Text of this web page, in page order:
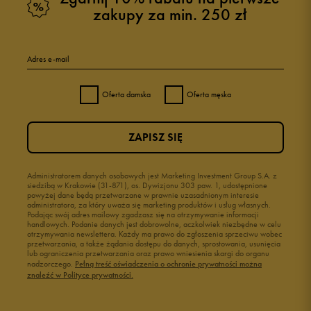
zakupy za min. 250 zł
Adres e-mail
Oferta damska Oferta męska
Administratorem danych osobowych jest Marketing Investment Group S.A. z
siedzibą w Krakowie (31-871), os. Dywizjonu 303 paw. 1, udostępnione
powyżej dane będą przetwarzane w prawnie uzasadnionym interesie
administratora, za który uważa się marketing produktów i usług własnych.
Podając swój adres mailowy zgadzasz się na otrzymywanie informacji
handlowych. Podanie danych jest dobrowolne, aczkolwiek niezbędne w celu
otrzymywania newslettera. Każdy ma prawo do zgłoszenia sprzeciwu wobec
przetwarzania, a także żądania dostępu do danych, sprostowania, usunięcia
lub ograniczenia przetwarzania oraz prawo wniesienia skargi do organu
nadzorczego. Pełną treść oświadczenia o ochronie prywatności można
znaleźć w Polityce prywatności.
ZAPISZ SIĘ